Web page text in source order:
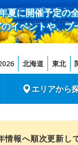
夏に開催予定の
イベントや、
北海道 東北
エリアから
情報へ順次更新し